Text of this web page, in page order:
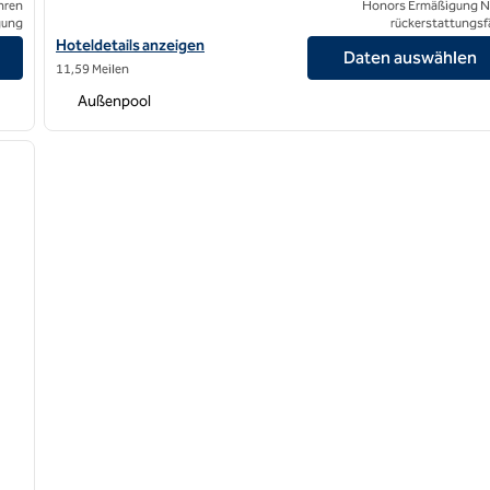
Hoteldetails für das Hilton San Diego Bayfront anzeigen
Hoteldetails anzeigen
11,59 Meilen
Honors Ermäßigung
Daten auswählen
Außenpool
nächstes Bild